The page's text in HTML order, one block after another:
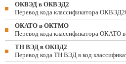
ОКВЭД в ОКВЭД2
Перевод кода классификатора
ОКАТО в ОКТМО
Перевод кода классификатора
ТН ВЭД в ОКПД2
Перевод кода ТН ВЭД в код